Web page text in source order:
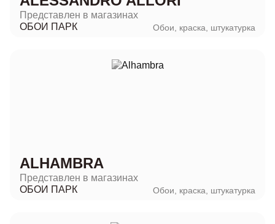
Представлен в магазинах
ОБОИ ПАРК
Обои, краска, штукатурка
ALHAMBRA
Представлен в магазинах
ОБОИ ПАРК
Обои, краска, штукатурка